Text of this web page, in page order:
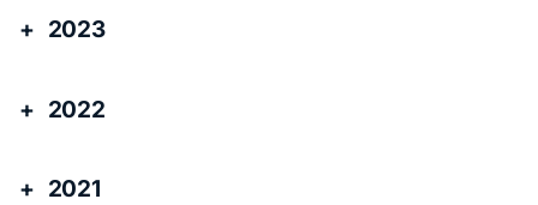
2023
2022
2021